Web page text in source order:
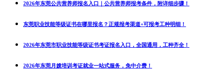
2026年东莞公共营养师报名入口｜公共营养师报考条件，附详细步骤！
东莞职业技能等级证书在哪里报名？正规报考渠道+可报考工种明细！
2026年东莞市职业技能等级证书考证报名入口，全国通用，工种齐全！
2026年东莞月嫂培训考证就业一站式服务，免中介费！